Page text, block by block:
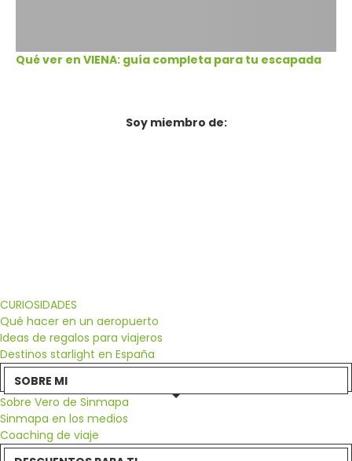
Qué ver en VIENA: guía completa para tu escapada
Soy miembro de:
CURIOSIDADES
Qué hacer en un aeropuerto
Ideas de regalos para viajeros
Destinos starlight en España
SOBRE MI
Sobre Vero de Sinmapa
Sinmapa en los medios
Coaching de viaje